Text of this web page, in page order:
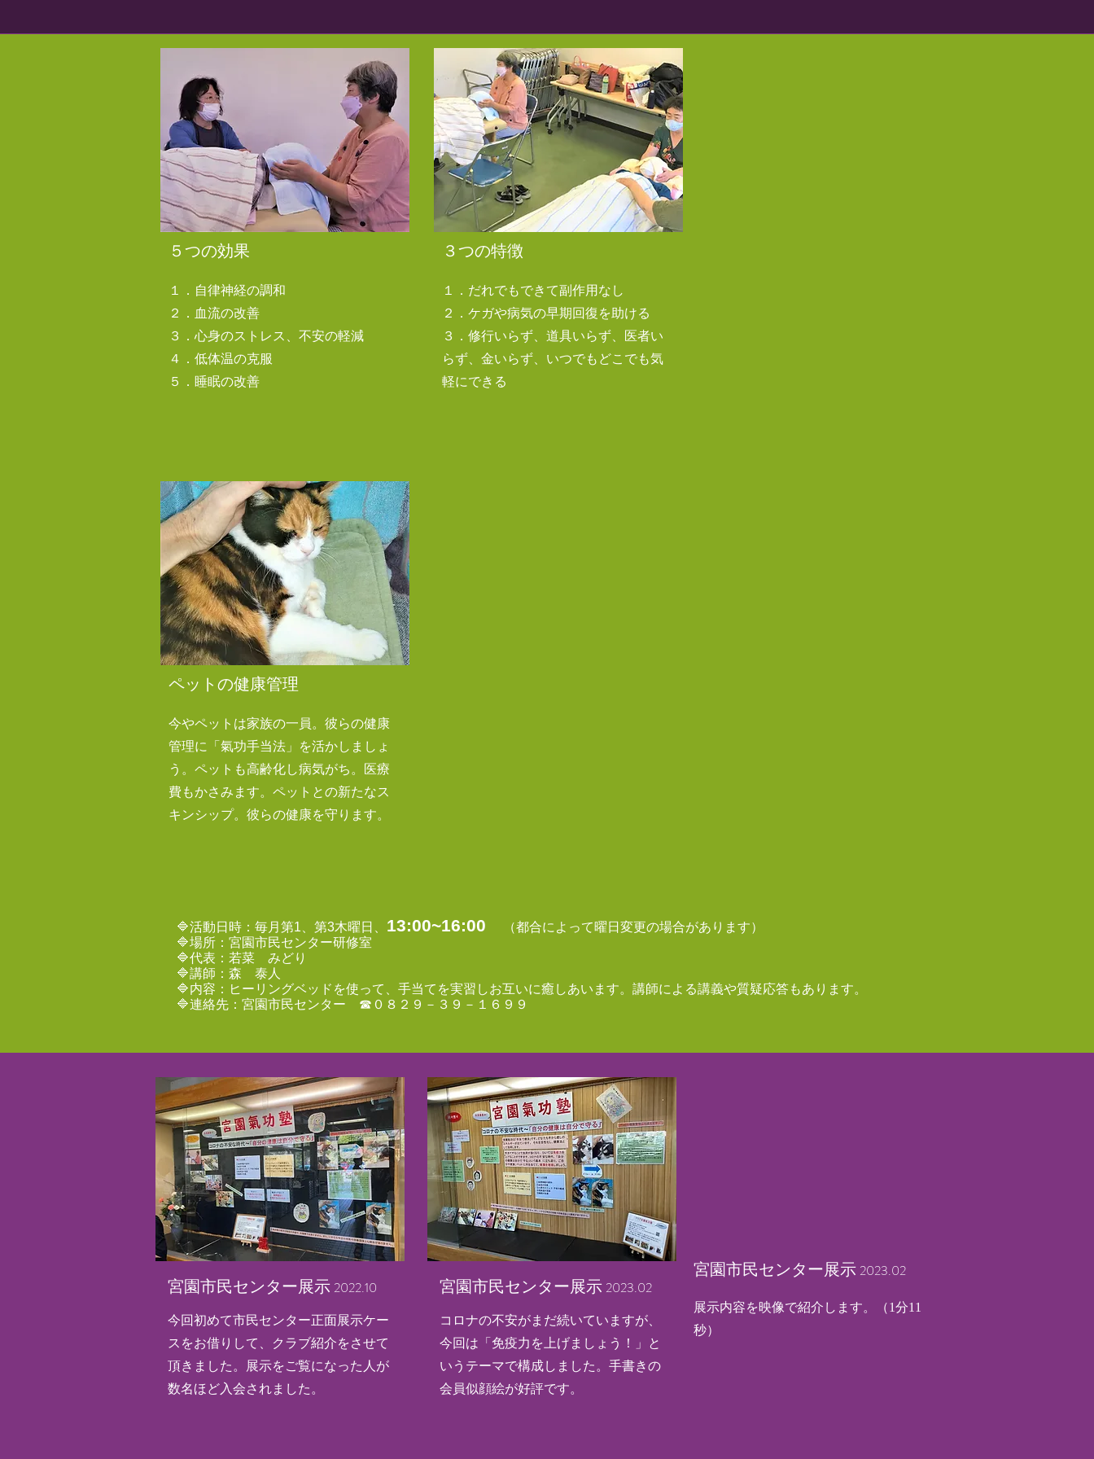
​５つの効果
１．自律神経の調和
２．血流の改善
３．心身のストレス、不安の軽減
４．低体温の克服
​５．睡眠の改善
​３つの特徴
１．だれでもできて副作用なし
２．ケガや病気の早期回復を助ける
​３．修行いらず、道具いらず、医者い
らず、金いらず、いつでもどこでも気
軽にできる
​ペットの健康管理
​今やペットは家族の一員。彼らの健康
管理に「氣功手当法」を活かしましょ
う。ペットも高齢化し病気がち。医療
費もかさみます。ペットとの新たなス
キンシップ。彼らの健康を守ります。
🔷活動日時：毎月第1、第3木曜日、 13:00~16:00
（都合によって曜日変更の場合があります）
🔷場所：宮園市民センター研修室
🔷代表：若菜 みどり
🔷講師：森 泰人
🔷内容：ヒーリングベッドを使って、手当てを実習しお互いに癒しあいます。講師による講義や質疑応答もあります。
​🔷連絡先：宮園市民センター ☎０８２９－３９－１６９９
​宮園市民センター展示 2022.10
今回初めて市民センター正面展示ケー
スをお借りして、クラブ紹介をさせて
頂きました。展示をご覧になった人が
数名ほど入会されました。
​宮園市民センター展示 2023.02
コロナの不安がまだ続いていますが、
今回は「免疫力を上げましょう！」と
いうテーマで構成しました。手書きの
会員似顔絵が好評です。
​宮園市民センター展示 2023.02
展示内容を映像で紹介します。（1分11
秒）